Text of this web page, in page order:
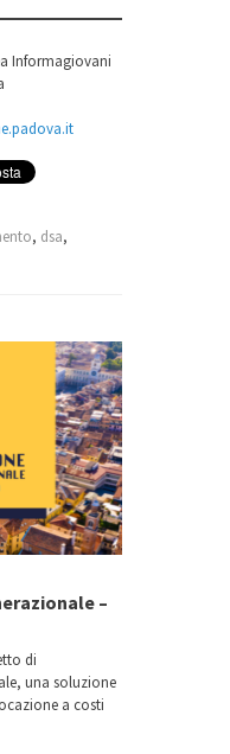
Informagiovani
, dsa,
–
di
una soluzione
a costi